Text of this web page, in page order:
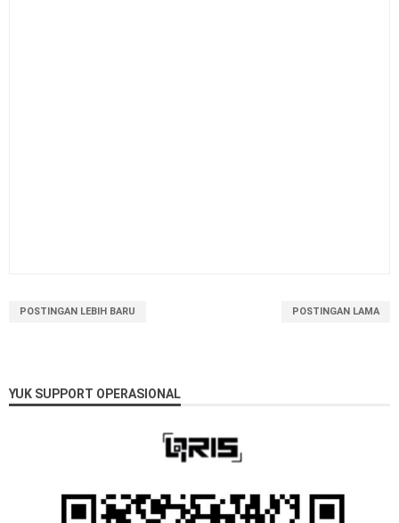
POSTINGAN LEBIH BARU POSTINGAN LAMA
YUK SUPPORT OPERASIONAL